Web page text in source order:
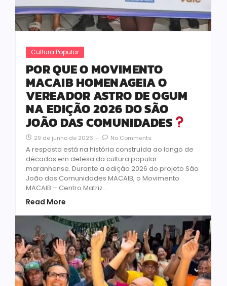
Cultura Popular
POR QUE O MOVIMENTO
MACAIB HOMENAGEIA O
VEREADOR ASTRO DE OGUM
NA EDIÇÃO 2026 DO SÃO
JOÃO DAS COMUNIDADES
29 de junho de 2026 - No Comments
A resposta está na história construída ao longo de
décadas em defesa da cultura popular
maranhense. Durante a edição 2026 do projeto São
João das Comunidades MACAIB, o Movimento
MACAIB – Centro Matriz...
Read More